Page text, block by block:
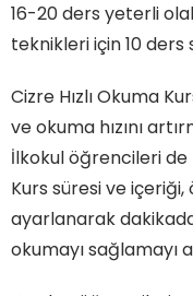
16-20 ders yeterli
teknikleri için 10
Cizre Hızlı Okuma
ve okuma hızını
İlkokul öğrencileri
Kurs süresi ve
ayarlanarak dakikada
okumayı sağlamayı